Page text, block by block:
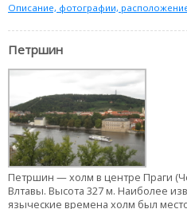
Описание, фотографии,
Петршин
Петршин — холм в центре Праги
Влтавы. Высота 327 м. Наиболее
языческие времена холм был